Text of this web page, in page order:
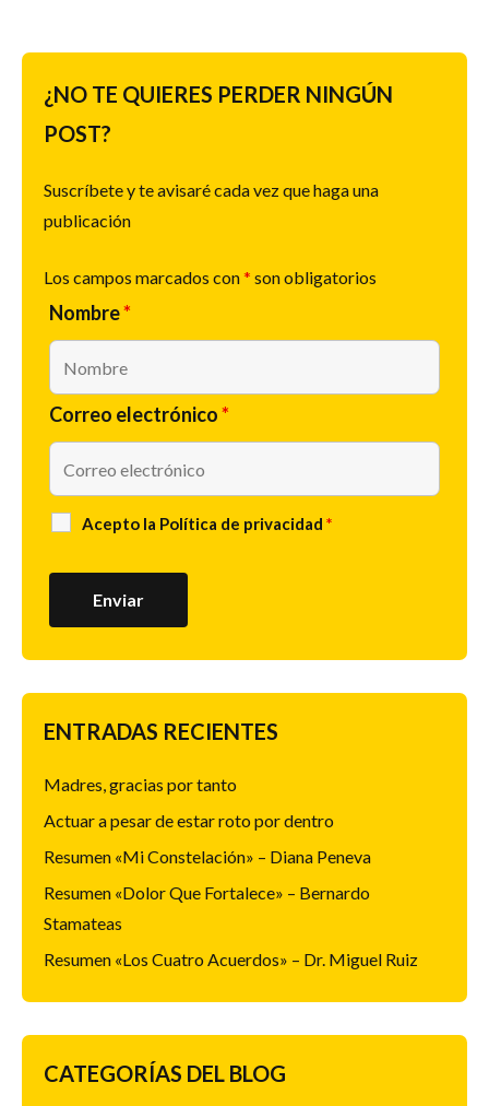
¿NO TE QUIERES PERDER NINGÚN
POST?
Suscríbete y te avisaré cada vez que haga una
publicación
Los campos marcados con* son obligatorios
Nombre*
Correo electrónico*
Acepto la Política de privacidad *
ENTRADAS RECIENTES
Madres, gracias por tanto
Actuar a pesar de estar roto por dentro
Resumen «Mi Constelación» – Diana Peneva
Resumen «Dolor Que Fortalece» – Bernardo
Stamateas
Resumen «Los Cuatro Acuerdos» – Dr. Miguel Ruiz
CATEGORÍAS DEL BLOG